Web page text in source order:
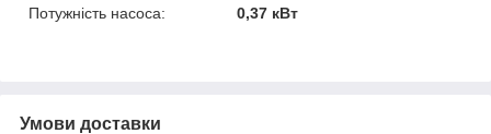
Потужність насоса:
0,37 кВт
Умови доставки